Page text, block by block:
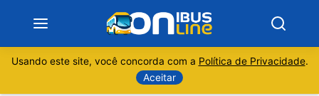
Usando este site, você concorda com a Política de Privacidade.
Aceitar